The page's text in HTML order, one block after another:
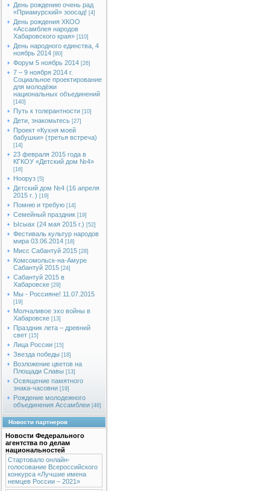
День рождению очень рад
«Приамурский» зоосад! [4]
День рождения ХКОО
«Ассамблея народов
Хабаровского края» [110]
День народного единства, 4
ноябрь 2014 [80]
Форум 5 ноябрь 2014 [26]
7 – 9 ноября 2014 г.
Социальное проектирование
для молодёжи
национальных объединений
[140]
Путь к толерантности [10]
Дети, знакомьтесь [27]
Проект «Кухня моей
бабушки» (третья встреча)
[14]
23 февраля 2015 года в
КГКОУ «Детский дом №4»
[16]
Нооруз [5]
Детский дом №4 (16 апреля
2015 г. ) [19]
Помню и требую [14]
Семейный праздник [19]
Ысыах (24 мая 2015 г.) [52]
Фестиваль культур народов
мира 03.06.2014 [18]
Мисс Сабантуй 2015 [28]
Комсомольск-на-Амуре
Сабантуй 2015 [24]
Сабантуй 2015 в
Хабаровске [29]
Мы - Россияне! 11.07.2015
[19]
Молчаливое эхо войны в
Хабаровске [13]
Праздник лета – древний
свет [15]
Лица России [15]
Звезда победы [18]
Возложение цветов на
Площади Славы [13]
Освящение памятного
знака-часовни [19]
Рождение молодежного
объединения Ассамблеи [46]
Новости партнеров
Новости Федерального
агентства по делам
национальностей
Стартовало онлайн-
голосование Всероссийского
конкурса «Лучшие имена
немцев России – 2021»